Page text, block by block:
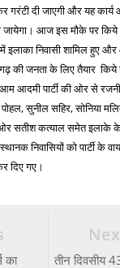
गरंटी दी जाएगी और यह
जायेगा। आज इस मौके पर
इलाका निवासी शामिल हुए
की जनता के लिए तैयार
आदमी पार्टी की ओर से
पोहल, सुनील सहिर, सोनिया
सतीश कत्याल समेत इलाके
निवासियों को पार्टी के
दिए गए।
तीन दिवसीय
का